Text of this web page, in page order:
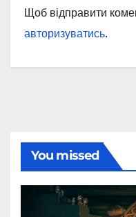
Щоб відправити
авторизуватись.
You missed